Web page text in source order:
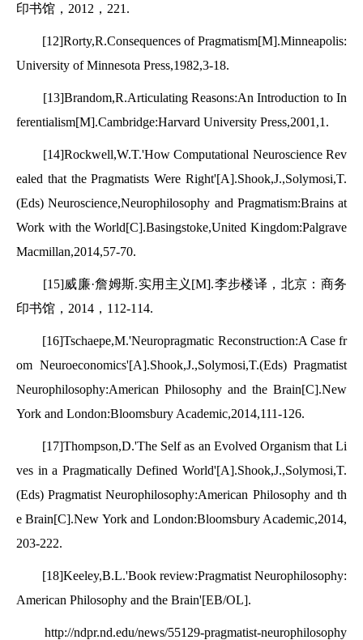
印书馆，2012，221.
[12]Rorty,R.Consequences of Pragmatism[M].Minneapolis:
University of Minnesota Press,1982,3-18.
[13]Brandom,R.Articulating Reasons:An Introduction to In
ferentialism[M].Cambridge:Harvard University Press,2001,1.
[14]Rockwell,W.T.'How Computational Neuroscience Rev
ealed that the Pragmatists Were Right'[A].Shook,J.,Solymosi,T.
(Eds) Neuroscience,Neurophilosophy and Pragmatism:Brains at
Work with the World[C].Basingstoke,United Kingdom:Palgrave
Macmillan,2014,57-70.
[15]威廉·詹姆斯.实用主义[M].李步楼译，北京：商务
印书馆，2014，112-114.
[16]Tschaepe,M.'Neuropragmatic Reconstruction:A Case fr
om Neuroeconomics'[A].Shook,J.,Solymosi,T.(Eds) Pragmatist
Neurophilosophy:American Philosophy and the Brain[C].New
York and London:Bloomsbury Academic,2014,111-126.
[17]Thompson,D.'The Self as an Evolved Organism that Li
ves in a Pragmatically Defined World'[A].Shook,J.,Solymosi,T.
(Eds) Pragmatist Neurophilosophy:American Philosophy and th
e Brain[C].New York and London:Bloomsbury Academic,2014,
203-222.
[18]Keeley,B.L.'Book review:Pragmatist Neurophilosophy:
American Philosophy and the Brain'[EB/OL].
http://ndpr.nd.edu/news/55129-pragmatist-neurophilosophy